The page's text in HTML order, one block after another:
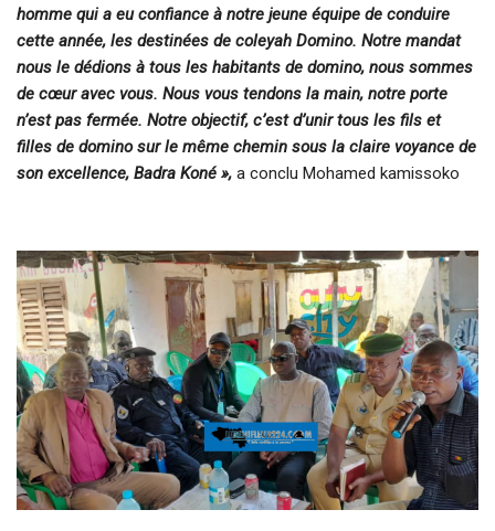
homme qui a eu confiance à notre jeune équipe de conduire
cette année, les destinées de coleyah Domino. Notre mandat
nous le dédions à tous les habitants de domino, nous sommes
de cœur avec vous. Nous vous tendons la main, notre porte
n’est pas fermée. Notre objectif, c’est d’unir tous les fils et
filles de domino sur le même chemin sous la claire voyance de
son excellence, Badra Koné », a conclu Mohamed kamissoko